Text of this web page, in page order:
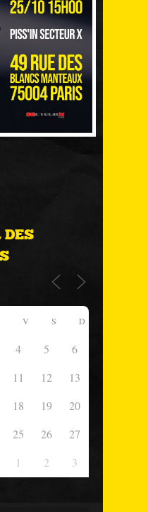
DES
V S D
4 5
6
11 12
13
18 19
20
25 26
27
1 2 3